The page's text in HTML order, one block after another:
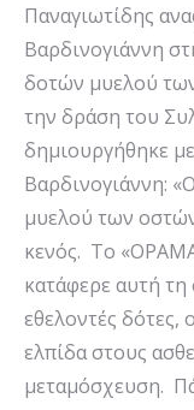
Παναγιωτίδης
Βαρδινογιάννη
δοτών μυελού
την δράση του
δημιουργήθηκε
Βαρδινογιάννη:
μυελού των
κενός. Το
κατάφερε αυτή τη
εθελοντές δότες,
ελπίδα στους
μεταμόσχευση.